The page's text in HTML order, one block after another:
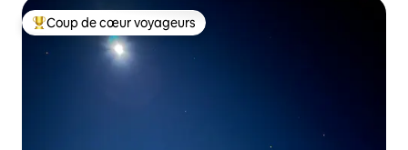
Coups de cœur voyageurs les plus appréciés
Coup de cœur voyageurs